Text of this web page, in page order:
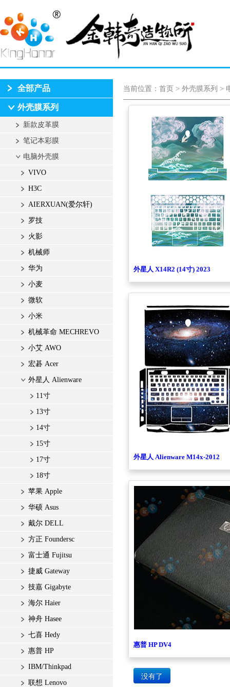
全部产品
外壳膜系列
新款皮革膜
笔记本彩膜
电脑外壳膜
VIVO
H3C
AIERXUAN(爱尔轩)
罗技
火影
机械师
华为
小麦
微软
小米
机械革命 MECHREVO
小艾 AWO
宏碁 Acer
外星人 Alienware
11寸
13寸
14寸
15寸
17寸
18寸
苹果 Apple
华硕 Asus
戴尔 DELL
方正 Foundersc
富士通 Fujitsu
捷威 Gateway
技嘉 Gigabyte
海尔 Haier
神舟 Hasee
七喜 Hedy
惠普 HP
IBM/Thinkpad
联想 Lenovo
当前位置： 首页 > 外壳膜系列 >
外星人 X14R2 (14寸) 2023
外星人 Alienware M14x-2012
惠普 HP DV4
没有了